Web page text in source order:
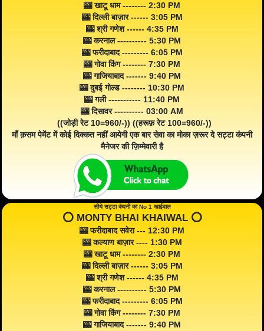
🎰 खाटू धाम -------- 2:30 PM
🎰 दिल्ली बाज़ार ------ 3:05 PM
🎰 श्री गणेश ------ 4:35 PM
🎰 करनाल ---------- 5:30 PM
🎰 फरीदाबाद --------- 6:05 PM
🎰 गोवा किंग -------- 7:30 PM
🎰 गाजियाबाद ------- 9:40 PM
🎰 दुबई गोल्ड -------- 10:30 PM
🎰 गली ----------- 11:40 PM
🎰 दिसावर ---------- 03:00 AM
((जोड़ी रेट 10=960/-)) ((हरूफ़ रेट 100=960/-))
माँ क़सम पेमेंट में कोई दिक्कत नहीं आयेगी एक बार सेवा का मोका ज़रूर दे सट्टा कंपनी
मैनेजर की ज़िम्मेवारी है
सीधे सट्टा कंपनी का No 1 खाईवाल
⭕️ MONTY BHAI KHAIWAL ⭕️
🎰 फरीदाबाद सवेरा --- 12:30 PM
🎰 कल्याण बाज़ार ---- 1:30 PM
🎰 खाटू धाम -------- 2:30 PM
🎰 दिल्ली बाज़ार ------ 3:05 PM
🎰 श्री गणेश ------ 4:35 PM
🎰 करनाल ---------- 5:30 PM
🎰 फरीदाबाद --------- 6:05 PM
🎰 गोवा किंग -------- 7:30 PM
🎰 गाजियाबाद ------- 9:40 PM